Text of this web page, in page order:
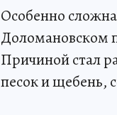
Особенно
Доломановском
Причиной стал
песок и щебень,